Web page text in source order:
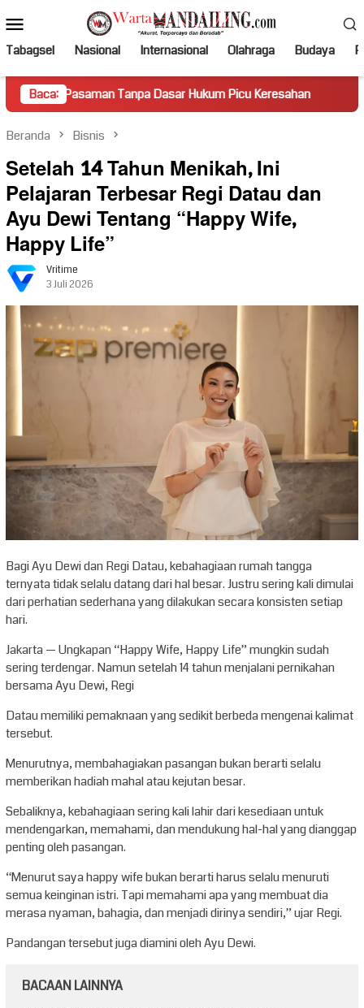
ke
kontenMobile
Tabagsel Nasional Internasional Olahraga Budaya
Baca:
Tanpa Dasar Hukum Picu Keresahan Truk Miring
Beranda Bisnis
Setelah 14 Tahun Menikah, Ini
Pelajaran Terbesar Regi Datau dan
Ayu Dewi Tentang “Happy Wife,
Happy Life”
Vritime
3 Juli 2026
Bagi Ayu Dewi dan Regi Datau, kebahagiaan rumah tangga
ternyata tidak selalu datang dari hal besar. Justru sering kali dimulai
dari perhatian sederhana yang dilakukan secara konsisten setiap
hari.
Jakarta — Ungkapan “Happy Wife, Happy Life” mungkin sudah
sering terdengar. Namun setelah 14 tahun menjalani pernikahan
bersama Ayu Dewi, Regi
Datau memiliki pemaknaan yang sedikit berbeda mengenai kalimat
tersebut.
Menurutnya, membahagiakan pasangan bukan berarti selalu
memberikan hadiah mahal atau kejutan besar.
Sebaliknya, kebahagiaan sering kali lahir dari kesediaan untuk
mendengarkan, memahami, dan mendukung hal-hal yang dianggap
penting oleh pasangan.
“Menurut saya happy wife bukan berarti harus selalu menuruti
semua keinginan istri. Tapi memahami apa yang membuat dia
merasa nyaman, bahagia, dan menjadi dirinya sendiri,” ujar Regi.
Pandangan tersebut juga diamini oleh Ayu Dewi.
BACAAN LAINNYA